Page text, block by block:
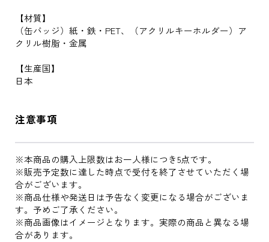
【材質】
（缶バッジ）紙・鉄・PET、（アクリルキーホルダー）ア
クリル樹脂・金属
【生産国】
日本
注意事項
※本商品の購入上限数はお一人様につき5点です。
※販売予定数に達した時点で受付を終了させていただく場
合がございます。
※商品仕様や発送日は予告なく変更になる場合がございま
す。予めご了承ください。
※商品画像はイメージとなります。実際の商品と異なる場
合があります。